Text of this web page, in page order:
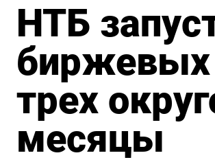
НТБ
биржевых
трех
месяцы